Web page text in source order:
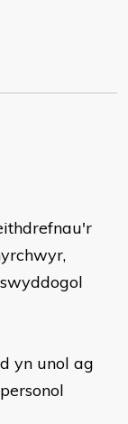
yn unol ag